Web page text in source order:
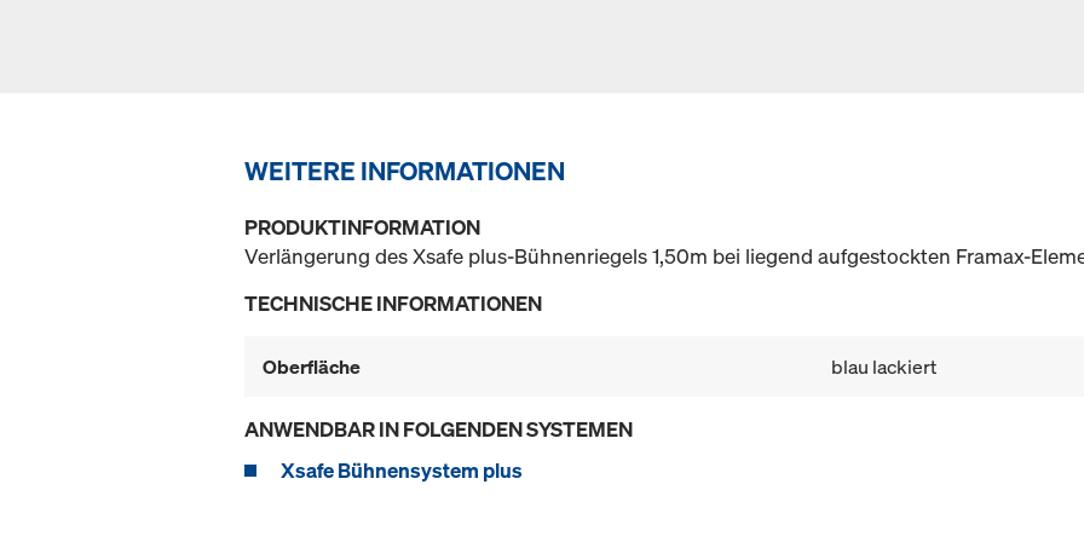
WEITERE INFORMATIONEN
PRODUKTINFORMATION
Verlängerung des Xsafe plus-Bühnenriegels 1,50m bei liegend aufgestockten Framax-
TECHNISCHE INFORMATIONEN
Oberfläche blau lackiert
ANWENDBAR IN FOLGENDEN SYSTEMEN
Xsafe Bühnensystem plus